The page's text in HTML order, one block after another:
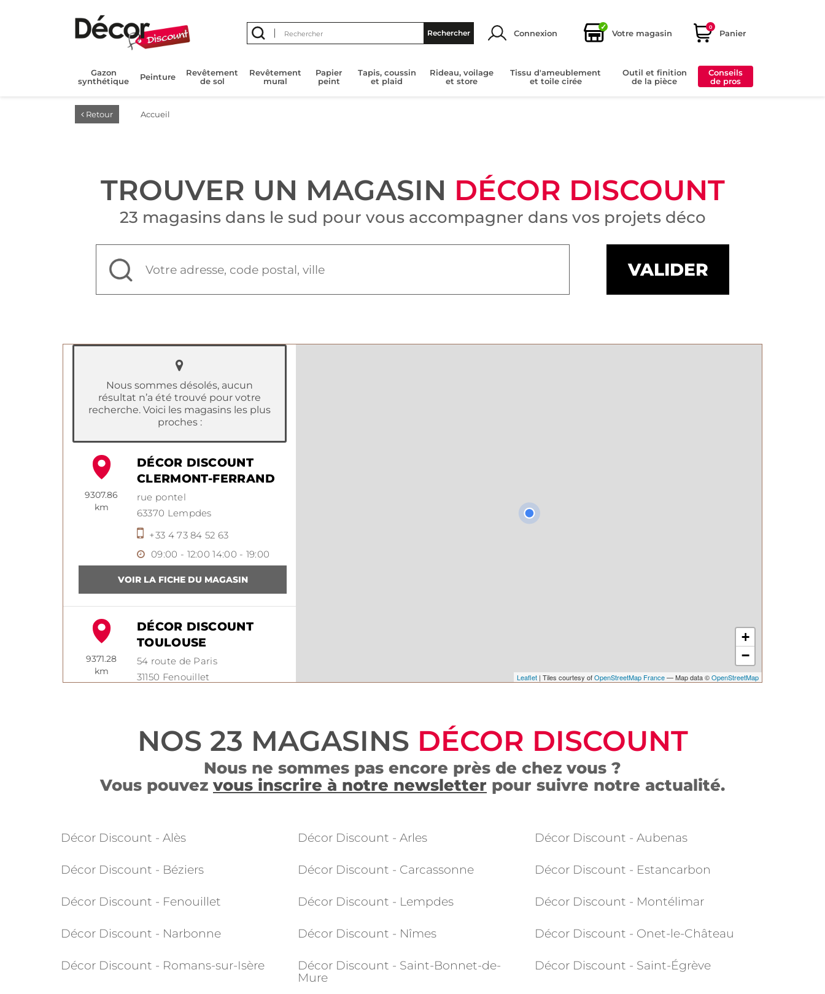
Rechercher Connexion
✓
Votre magasin
0
Panier
Gazon
synthétique
Peinture
Revêtement
de sol
Revêtement
mural
Papier
peint
Tapis, coussin
et plaid
Rideau, voilage
et store
Tissu d'ameublement
et toile cirée
Outil et finition
de la pièce
Conseils
de pros
Retour Accueil
TROUVER UN MAGASIN DÉCOR DISCOUNT
23 magasins dans le sud pour vous accompagner dans vos projets déco
Nous sommes désolés, aucun
résultat n’a été trouvé pour votre
recherche. Voici les magasins les plus
proches :
9307.86
km
DÉCOR DISCOUNT
CLERMONT-FERRAND
rue pontel
63370 Lempdes
+33 4 73 84 52 63
09:00 - 12:00 14:00 - 19:00
9371.28
km
DÉCOR DISCOUNT
TOULOUSE
54 route de Paris
31150 Fenouillet
km
DÉCOR DISCOUNT
1605 route de Frans
09:00 - 12:00 14:00 - 19:00
+
−
Leaflet| Tiles courtesy ofOpenStreetMap France— Map data ©OpenStreetMap
NOS 23 MAGASINS DÉCOR DISCOUNT
Nous ne sommes pas encore près de chez vous ?
Vous pouvez vous inscrire à notre newsletter pour suivre notre actualité.
Décor Discount - Alès Décor Discount - Arles Décor Discount - Aubenas
Décor Discount - Béziers Décor Discount - Carcassonne Décor Discount - Estancarbon
Décor Discount - Fenouillet Décor Discount - Lempdes Décor Discount - Montélimar
Décor Discount - Narbonne Décor Discount - Nîmes Décor Discount - Onet-le-Château
Décor Discount - Romans-sur-Isère
Décor Discount - Saint-Bonnet-de-
Mure
Décor Discount - Saint-Égrève